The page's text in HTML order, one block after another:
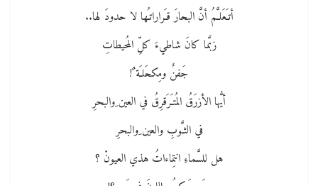
أتـَعَلـَّمُ أنَّ البحارَ قـَراراتـُها لا حدودَ لها..
زبَّما كانَ شاطيءَ كلِّ المُحيطاتِ
جَفنٌ ومِكحَلـَة ٌ!
أيُّها الأزرَقُ المُتـَرَقرِقُ في العين ِوالبحرِ
في الثـَّوبِ والعين ِوالبحرِ
هل للسَّماءِ انتِماءاتُ هذي العيونْ ؟